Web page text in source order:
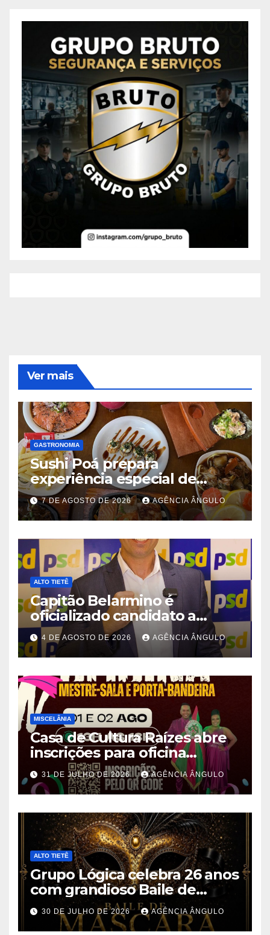
Ver mais
GASTRONOMIA
Sushi Poá prepara
experiência especial de
rodízio para o Dia dos Pais
7 DE AGOSTO DE 2026 AGÊNCIA ÂNGULO
ALTO TIETÊ
Capitão Belarmino é
oficializado candidato a
deputado estadual pelo PSD
durante convenção em São
Paulo
4 DE AGOSTO DE 2026 AGÊNCIA ÂNGULO
MISCELÂNIA
Casa de Cultura Raízes abre
inscrições para oficina
gratuita de Mestre-Sala e
Porta-Bandeira em Ferraz de
Vasconcelos
31 DE JULHO DE 2026 AGÊNCIA ÂNGULO
ALTO TIETÊ
Grupo Lógica celebra 26 anos
com grandioso Baile de
Máscaras em Suzano
30 DE JULHO DE 2026 AGÊNCIA ÂNGULO